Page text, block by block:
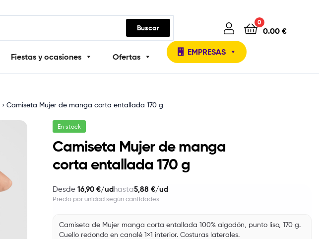
Buscar
0
0.00 €
Fiestas y ocasiones Ofertas EMPRESAS
› Camiseta Mujer de manga corta entallada 170 g
En stock
Camiseta Mujer de manga
corta entallada 170 g
Desde 16,90 €/udhasta5,88 €/ud
Precio por unidad según cantidades
Camiseta de Mujer manga corta entallada 100% algodón, punto liso, 170 g.
Cuello redondo en canalé 1×1 interior. Costuras laterales.